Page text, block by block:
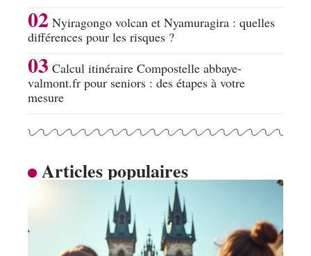
Nyiragongo volcan et Nyamuragira : quelles
différences pour les risques ?
Calcul itinéraire Compostelle abbaye-
valmont.fr pour seniors : des étapes à votre
mesure
Articles populaires